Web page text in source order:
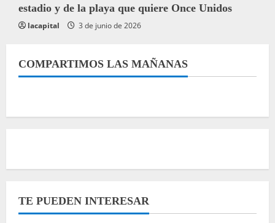
estadio y de la playa que quiere Once Unidos
lacapital 3 de junio de 2026
COMPARTIMOS LAS MAÑANAS
TE PUEDEN INTERESAR